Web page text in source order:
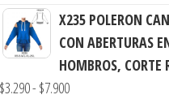
de
precios:
desde
$3.290
X235 POLERON
CON ABERTURAS
HOMBROS, CORTE
$3.290- $7.900Rango